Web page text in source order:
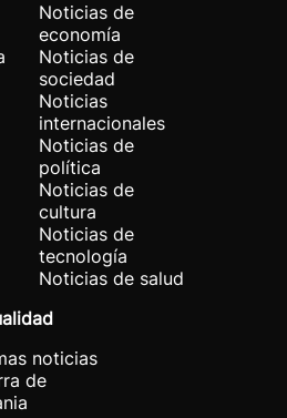
Noticias de
economía
Noticias de
sociedad
Noticias
internacionales
Noticias de
política
Noticias de
cultura
Noticias de
tecnología
Noticias de salud
noticias
de